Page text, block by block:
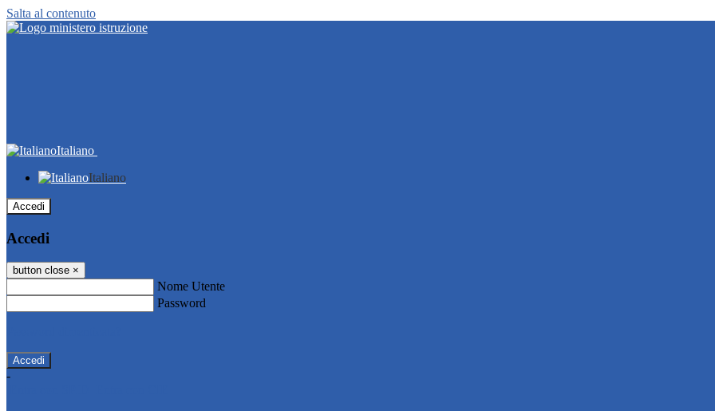
Salta al contenuto
Italiano
Italiano
Accedi
Accedi
button close ×
Nome Utente
Password
-